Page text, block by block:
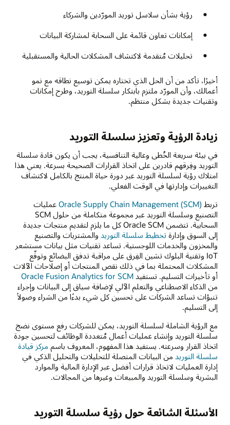
رؤية بشأن سلاسل توريد المورّدين والشركاء
إمكانات تعاون قائمة على السحابة لمشاركة البيانات
تحليلات مُتقدمة لاكتشاف المشكلات الحالية والمستقبلية
أخيرًا، تأكد من أن الحل الذي تختاره يمكن توسيع نطاقه مع نمو
أعمالك، وأن المورّد ملتزم بابتكار سلسلة التوريد، وطرح إمكانات
وتقنيات جديدة بشكل منتظم.
زيادة الرؤية وتعزيز سلسلة التوريد
في بيئة سريعة الخُطى وعالية التنافسية، يجب أن يكون قادة سلسلة
التوريد وفِرقهم قادرين على اتخاذ القرارات الصحيحة بسرعة. يعني هذا
امتلاك رؤية لسلسلة التوريد عبر دورة حياة المنتج بالكامل لاكتشاف
التغييرات وإدارتها في الوقت الفعلي.
تربط Oracle Supply Chain Management (SCM) عمليات
التصنيع وسلسلة التوريد عبر مجموعة متكاملة من حلول SCM
السحابية. تتضمن Oracle SCM كل ما يلزم لتقديم منتجات جديدة
إلى السوق وإدارة تخطيط سلسلة التوريد والمشتريات والتصنيع
والمخزون والخدمات اللوجستية. تساعد تقنيات مثل بيانات مستشعر
IoT وتقنية البلوك تشين الفِرق على مراقبة تدفق البضائع وتوقّع
المشكلات المحتملة بما في ذلك نقص المنتجات أو إصلاحات الآلات
أو تأخيرات التسليم. تستفيد Oracle Fusion Analytics for SCM
من الذكاء الاصطناعي والتعلم الآلي لإضافة سياق إلى البيانات وإجراء
تنبؤات تساعد الشركات على تحسين كل شيء بدءًا من الشراء وصولاً
إلى التسليم.
مع الرؤية الشاملة لسلسلة التوريد، يمكن للشركات رفع مستوى نضج
سلسلة التوريد وإنشاء عمليات أعمال مُتعددة الوظائف لتحسين جودة
اتخاذ القرار وسرعته. يستفيد هذا المفهوم، المعروف باسم مركز قيادة
سلسلة التوريد من البيانات المتصلة للتحليلات والتحليل الذكي في
إدارة العمليات لاتخاذ قرارات أفضل عبر الإدارة المالية والموارد
البشرية وسلسلة التوريد والمبيعات وغيرها من المجالات.
الأسئلة الشائعة حول رؤية سلسلة التوريد